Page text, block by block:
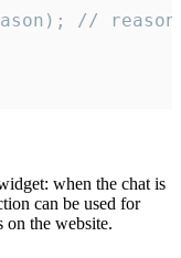
//
when the chat is
can be used for
on the website.